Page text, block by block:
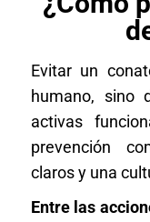
Evitar un
humano, sino
activas
prevención
claros y una
Entre las